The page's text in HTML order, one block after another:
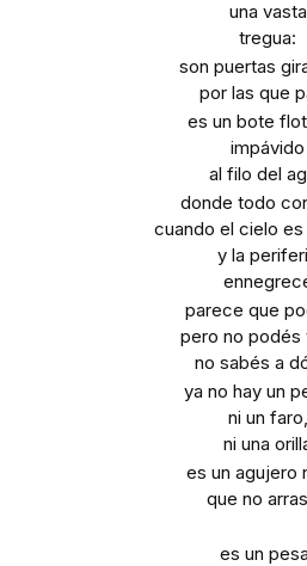
una vasta
tregua:
son puertas
por las que
es un bote
impávido
al filo del
donde todo
cuando el cielo
y la
parece que
pero no podés
no sabés a
ya no hay un
ni un faro,
ni una
es un agujero
que no
es un